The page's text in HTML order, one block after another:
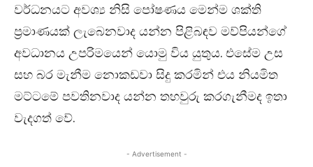
වර්ධනයට අවශ්‍ය නිසි පෝෂණය මෙන්ම ශක්ති
ප‍්‍රමාණයක් ලැබෙනවාද යන්න පිළිබඳව මව්පියන්ගේ
අවධානය උපරිමයෙන් යොමු විය යුතුය. එසේම උස
සහ බර මැනීම නොකඩවා සිදු කරමින් එය නියමිත
මට්ටමේ පවතිනවාද යන්න තහවුරු කරගැනීමද ඉතා
වැදගත් වේ.
- Advertisement -